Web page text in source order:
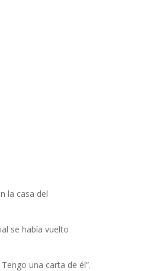
la casa del
se había vuelto
una carta de él”.